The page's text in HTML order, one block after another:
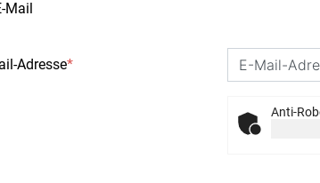
Mail
Adresse*
Anti-